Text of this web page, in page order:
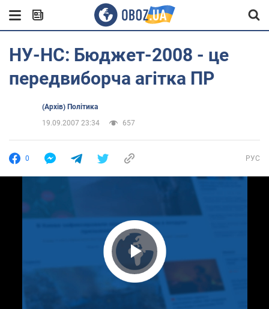
НУ-НС: Бюджет-2008 - це
передвиборча агітка ПР
(Архів) Політика
19.09.2007 23:34
657
0 РУС
Play Video